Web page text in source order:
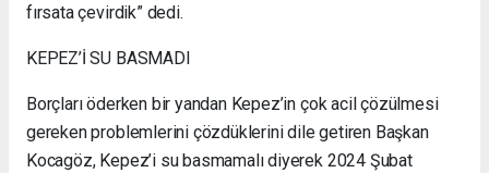
fırsata çevirdik” dedi.
KEPEZ’İ SU BASMADI
Borçları öderken bir yandan Kepez’in çok acil çözülmesi
gereken problemlerini çözdüklerini dile getiren Başkan
Kocagöz, Kepez’i su basmamalı diyerek 2024 Şubat